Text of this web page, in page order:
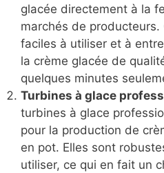
glacée directement à la
marchés de
faciles à utiliser et à
la crème glacée de
quelques minutes
Turbines à glace
turbines à glace
pour la production de
en pot. Elles sont
utiliser, ce qui en fait un